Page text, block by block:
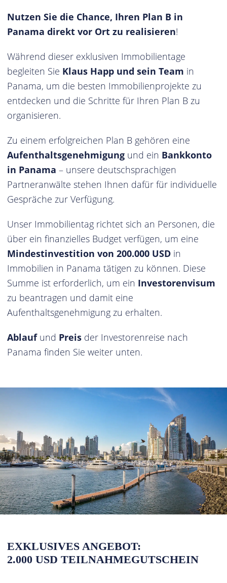
Nutzen Sie die Chance, Ihren Plan B in
Panama direkt vor Ort zu realisieren!
Während dieser exklusiven Immobilientage
begleiten Sie Klaus Happ und sein Team in
Panama, um die besten Immobilienprojekte zu
entdecken und die Schritte für Ihren Plan B zu
organisieren.
Zu einem erfolgreichen Plan B gehören eine
Aufenthaltsgenehmigung und ein Bankkonto
in Panama – unsere deutschsprachigen
Partneranwälte stehen Ihnen dafür für individuelle
Gespräche zur Verfügung.
Unser Immobilientag richtet sich an Personen, die
über ein finanzielles Budget verfügen, um eine
Mindestinvestition von 200.000 USD in
Immobilien in Panama tätigen zu können. Diese
Summe ist erforderlich, um ein Investorenvisum
zu beantragen und damit eine
Aufenthaltsgenehmigung zu erhalten.
Ablaufund Preis der Investorenreise nach
Panama finden Sie weiter unten.
EXKLUSIVES ANGEBOT:
2.000 USD TEILNAHMEGUTSCHEIN